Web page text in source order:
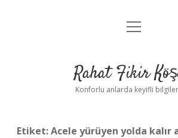
Anasayfa
Yasal Uyarı
menüyü
Rahat Fikir
Konforlu anlarda keyifli
Etiket:Acele yürüyen yolda kalır